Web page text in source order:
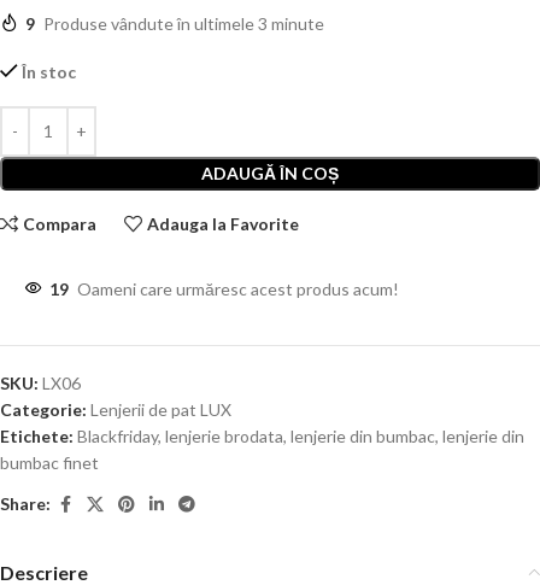
9 Produse vândute în ultimele 3 minute
În stoc
ADAUGĂ ÎN COȘ
Compara Adauga la Favorite
19 Oameni care urmăresc acest produs acum!
SKU: LX06
Categorie: Lenjerii de pat LUX
Etichete: Blackfriday, lenjerie brodata, lenjerie din bumbac, lenjerie din
bumbac finet
Share:
Descriere